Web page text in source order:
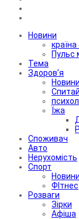
Новини
країна
Пульс
Тема
Здоров’я
Їжа
Споживач
Авто
Нерухомість
Спорт
ФІтнес
Розваги
Зірки
Афіша